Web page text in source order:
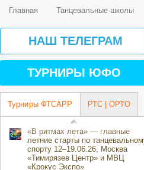
Главная Танцевальные школы
Танцевальные школы
Спортивные бальные танцы
Street направления
Эстрадные танцы
Центры танцевального спорта
Турниры
График турниров ФТСАРР
Турниры ФТСАРР (спортивные
Турниры РТС (спортивные
Турниры ОРТО (современные
Танцевальные конкурсы и
Календарь мероприятий ОРТО
направления)
Новости
Новости танцевального мира
Рубрики
История танца
Танцевальная психология
За паркетом
Видео
Видео - спортивные бальные
Видео - современные
Фото
Фото - спортивные бальные
Фото - современные
НАШ ТЕЛЕГРАМ
ТУРНИРЫ ЮФО
Турниры ФТСАРР
«В ритмах лета» — главные
летние старты по
спорту 12–19.06.26, Москва
«Тимирязев Центр» и МВЦ
«Крокус Экспо»
РТС | ОРТО